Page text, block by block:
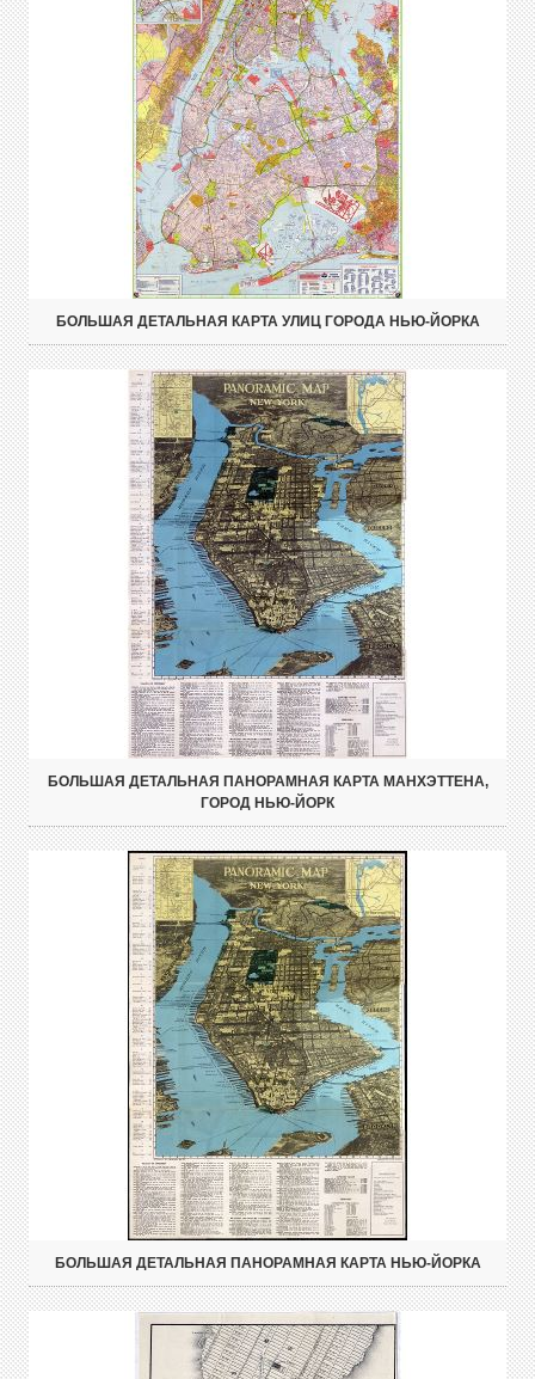
БОЛЬШАЯ ДЕТАЛЬНАЯ КАРТА УЛИЦ ГОРОДА НЬЮ-ЙОРКА
БОЛЬШАЯ ДЕТАЛЬНАЯ ПАНОРАМНАЯ КАРТА МАНХЭТТЕНА,
ГОРОД НЬЮ-ЙОРК
БОЛЬШАЯ ДЕТАЛЬНАЯ ПАНОРАМНАЯ КАРТА НЬЮ-ЙОРКА